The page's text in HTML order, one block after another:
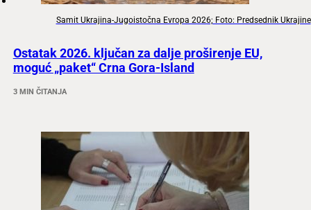
Samit Ukrajina-Jugoistočna Evropa 2026; Foto: Predsednik Ukrajine
Ostatak 2026. ključan za dalje proširenje EU,
moguć „paket“ Crna Gora-Island
3 MIN ČITANJA